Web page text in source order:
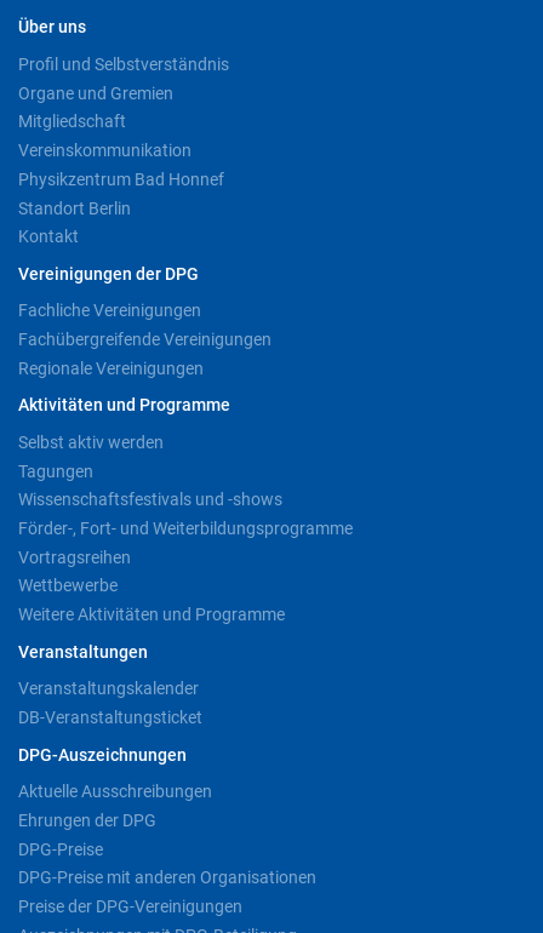
Über uns
Profil und Selbstverständnis
Organe und Gremien
Mitgliedschaft
Vereinskommunikation
Physikzentrum Bad Honnef
Standort Berlin
Kontakt
Vereinigungen der DPG
Fachliche Vereinigungen
Fachübergreifende Vereinigungen
Regionale Vereinigungen
Aktivitäten und Programme
Selbst aktiv werden
Tagungen
Wissenschaftsfestivals und -shows
Förder-, Fort- und Weiterbildungsprogramme
Vortragsreihen
Wettbewerbe
Weitere Aktivitäten und Programme
Veranstaltungen
Veranstaltungskalender
DB-Veranstaltungsticket
DPG-Auszeichnungen
Aktuelle Ausschreibungen
Ehrungen der DPG
DPG-Preise
DPG-Preise mit anderen Organisationen
Preise der DPG-Vereinigungen